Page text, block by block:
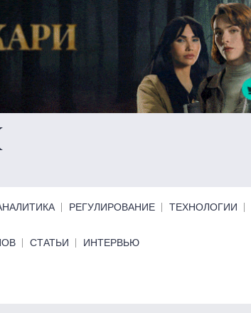
РЕГУЛИРОВАНИЕ ТЕХНОЛОГИИ
СТАТЬИ ИНТЕРВЬЮ